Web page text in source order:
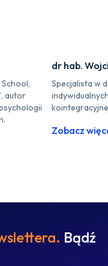
autor
dr hab.
Specjalista w
Zobacz
Bądź